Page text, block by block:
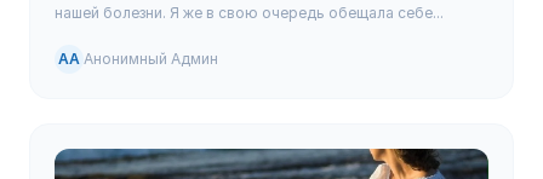
нашей болезни. Я же в свою очередь обещала себе...
АА Анонимный Админ